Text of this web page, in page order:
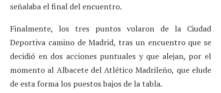
señalaba el final del encuentro.
Finalmente, los tres puntos volaron de la Ciudad
Deportiva camino de Madrid, tras un encuentro que se
decidió en dos acciones puntuales y que alejan, por el
momento al Albacete del Atlético Madrileño, que elude
de esta forma los puestos bajos de la tabla.